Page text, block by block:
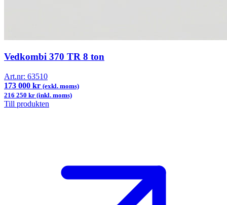
Vedkombi 370 TR 8 ton
Art.nr: 63510
173 000 kr (exkl. moms)
216 250 kr (inkl. moms)
Till produkten